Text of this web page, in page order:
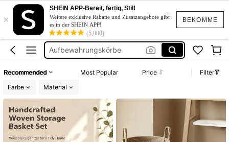
BEKOMME
×
SHEIN APP-Bereit, fertig, Stil!
Weitere exklusive Rabatte und Zusatzangebote gibt
es in der SHEIN APP!
(5,000)
Wäschekorb
Toilettenpapier Aufbewahrung
Aufbewahrungskörbe
Schrank Orgenizer
Recommended Most Popular Price
Filter
Farbe
Material